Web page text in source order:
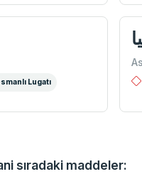
Lugatı
sıradaki maddeler: